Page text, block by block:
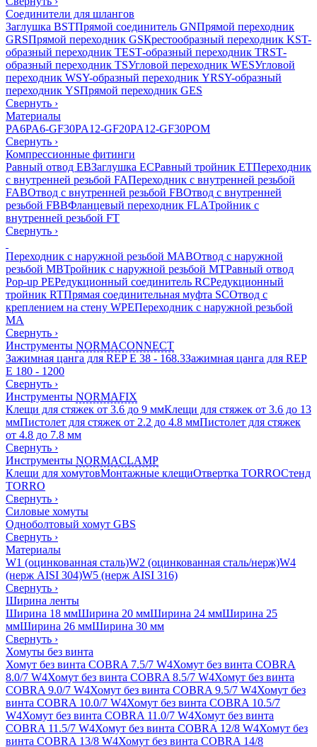
Соединители для шлангов
Заглушка BSTПрямой соединитель GNПрямой переходник
GRSПрямой переходник GSКрестообразный переходник KST-
образный переходник TESТ-образный переходник TRSТ-
образный переходник TSУгловой переходник WESУгловой
переходник WSY-образный переходник YRSY-образный
переходник YSПрямой переходник GES
Свернуть ›
Материалы
PA6PA6-GF30PA12-GF20PA12-GF30POM
Свернуть ›
Компрессионные фитинги
Равный отвод EBЗаглушка ECРавный тройник ETПереходник
с внутренней резьбой FAПереходник с внутренней резьбой
FABОтвод с внутренней резьбой FBОтвод с внутренней
резьбой FBBФланцевый переходник FLAТройник с
внутренней резьбой FT
Свернуть ›
Переходник с наружной резьбой MABОтвод с наружной
резьбой MBТройник с наружной резьбой MTРавный отвод
Pop-up PEРедукционный соединитель RCРедукционный
тройник RTПрямая соединительная муфта SCОтвод с
креплением на стену WPEПереходник с наружной резьбой
MA
Свернуть ›
Инструменты NORMACONNECT
Зажимная цанга для REP E 38 - 168.3Зажимная цанга для REP
E 180 - 1200
Свернуть ›
Инструменты NORMAFIX
Клещи для стяжек от 3.6 до 9 ммКлещи для стяжек от 3.6 до 13
ммПистолет для стяжек от 2.2 до 4.8 ммПистолет для стяжек
от 4.8 до 7.8 мм
Свернуть ›
Инструменты NORMACLAMP
Клещи для хомутовМонтажные клещиОтвертка TORROСтенд
TORRO
Свернуть ›
Силовые хомуты
Одноболтовый хомут GBS
Свернуть ›
Материалы
W1 (оцинкованная сталь)W2 (оцинкованная сталь/нерж)W4
(нерж AISI 304)W5 (нерж AISI 316)
Свернуть ›
Ширина ленты
Ширина 18 ммШирина 20 ммШирина 24 ммШирина 25
ммШирина 26 ммШирина 30 мм
Свернуть ›
Хомуты без винта
Хомут без винта COBRA 7.5/7 W4Хомут без винта COBRA
8.0/7 W4Хомут без винта COBRA 8.5/7 W4Хомут без винта
COBRA 9.0/7 W4Хомут без винта COBRA 9.5/7 W4Хомут без
винта COBRA 10.0/7 W4Хомут без винта COBRA 10.5/7
W4Хомут без винта COBRA 11.0/7 W4Хомут без винта
COBRA 11.5/7 W4Хомут без винта COBRA 12/8 W4Хомут без
винта COBRA 13/8 W4Хомут без винта COBRA 14/8